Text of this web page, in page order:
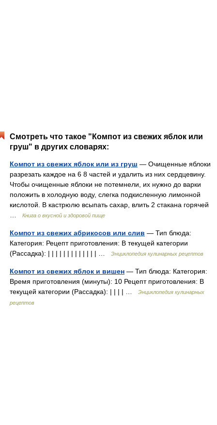
Смотреть что такое "Компот из свежих яблок или
груш" в других словарях:
Компот из свежих яблок или из груш — Очищенные яблоки
разрезать каждое на 6 8 частей и удалить из них сердцевину.
Чтобы очищенные яблоки не потемнели, их нужно до варки
положить в холодную воду, слегка подкисленную лимонной
кислотой. В кастрюлю всыпать сахар, влить 2 стакана горячей
Книга о вкусной и здоровой пище
Компот из свежих абрикосов или слив — Тип блюда:
Категория: Рецепт приготовления: В текущей категории
(Рассадка): | | | | | | | | | | | | | …
Энциклопедия кулинарных рецептов
Компот из свежих яблок и вишен — Тип блюда: Категория:
Время приготовления (минуты): 10 Рецепт приготовления: В
текущей категории (Рассадка): | | | | …
Энциклопедия кулинарных
рецептов